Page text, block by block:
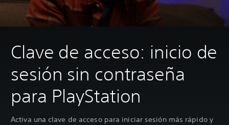
Clave de acceso: inicio de
sesión sin contraseña
para PlayStation
Activa una clave de acceso para iniciar sesión más rápido y